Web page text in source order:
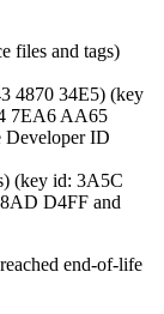
files and tags)
4870 34E5) (key
7EA6 AA65
Developer ID
(key id: 3A5C
D4FF and
end-of-life